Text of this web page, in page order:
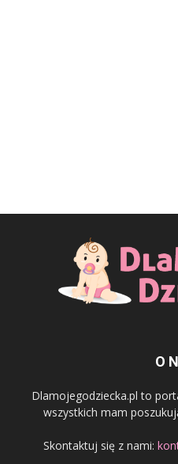
O
Dlamojegodziecka.pl to
wszystkich mam
Skontaktuj się z nami: